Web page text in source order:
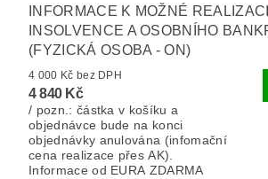
INFORMACE K MOŽNÉ
INSOLVENCE A OSOBNÍHO
(FYZICKÁ OSOBA - ON)
4 000 Kč bez DPH
4 840 Kč
/ pozn.: částka v košíku a
objednávce bude na konci
objednávky anulována (infomační
cena realizace přes AK).
Informace od EURA ZDARMA